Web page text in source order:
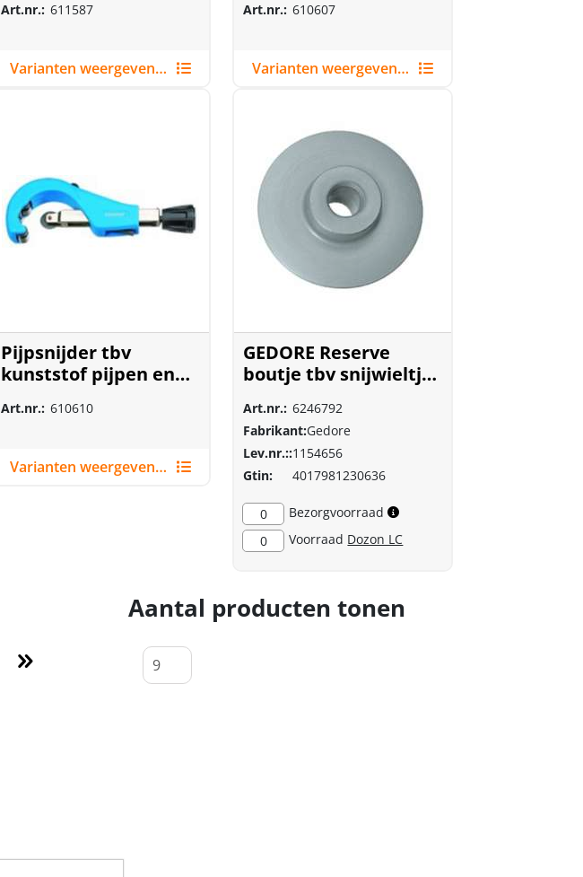
Art.nr.: 611587
Varianten weergeven (3)
Art.nr.: 610607
Varianten weergeven (5)
Pijpsnijder tbv
kunststof pijpen en
compoundpijpen
Art.nr.: 610610
Varianten weergeven (2)
GEDORE Reserve
boutje tbv snijwieltje
Art.nr.: 6246792
Fabrikant:Gedore
Lev.nr.::1154656
Gtin:
4017981230636
0
Bezorgvoorraad
0
Voorraad Dozon LC
Aantal producten tonen